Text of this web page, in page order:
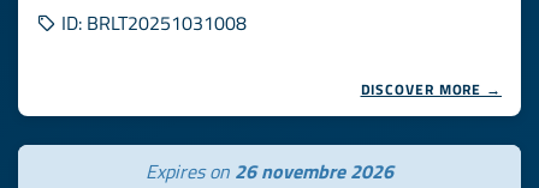
ID: BRLT20251031008
DISCOVER MORE →
Expires on 26 novembre 2026